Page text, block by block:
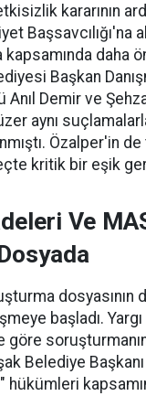
kararının
Başsavcılığı'na
kapsamında daha
Başkan
Demir ve
aynı
Özalper'in
kritik bir eşik
Ve
dosyasının
başladı. Yargı
göre
Belediye Başkanı
hükümleri